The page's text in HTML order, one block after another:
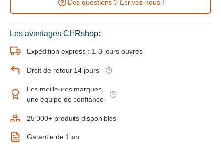
Des questions ? Ecrivez-nous !
Les avantages CHRshop:
Expédition express : 1-3 jours ouvrés
Droit de retour 14 jours
Les meilleures marques,
une équipe de confiance
25 000+ produits disponibles
Garantie de 1 an